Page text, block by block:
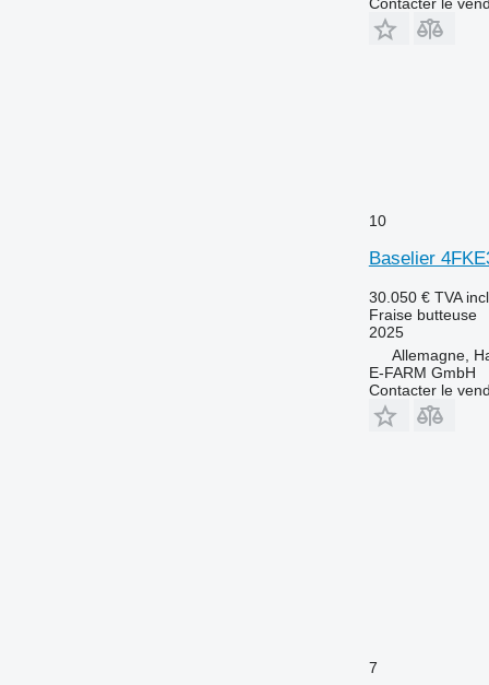
10
Baselier
30.050 € TVA
Fraise butteuse
2025
Allemagne,
E-FARM GmbH
Contacter le
7